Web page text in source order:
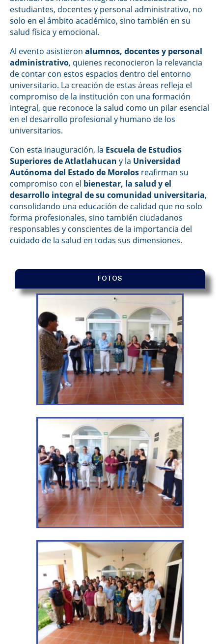
estudiantes, docentes y personal administrativo, no
solo en el ámbito académico, sino también en su
salud física y emocional.
Al evento asistieron alumnos, docentes y personal
administrativo, quienes reconocieron la relevancia
de contar con estos espacios dentro del entorno
universitario. La creación de estas áreas refleja el
compromiso de la institución con una formación
integral, que reconoce la salud como un pilar esencial
en el desarrollo profesional y humano de los
universitarios.
Con esta inauguración, la Escuela de Estudios
Superiores de Atlatlahucan y la Universidad
Autónoma del Estado de Morelos reafirman su
compromiso con el bienestar, la salud y el
desarrollo integral de su comunidad universitaria,
consolidando una educación de calidad que no solo
forma profesionales, sino también ciudadanos
responsables y conscientes de la importancia del
cuidado de la salud en todas sus dimensiones.
FOTOS